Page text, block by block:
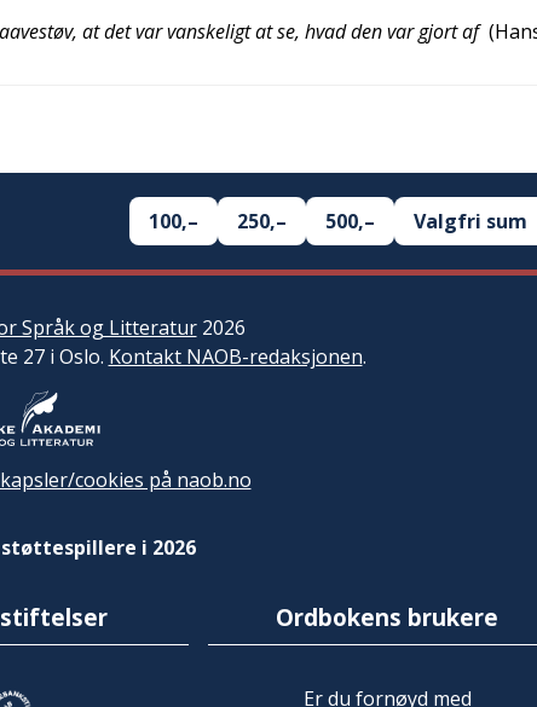
at det var vanskeligt at se, hvad den var gjort af (
100,– 250,– 500,– Valgfri sum
Språk og Litteratur2026
27 i Oslo. Kontakt NAOB-redaksjonen.
cookies på naob.no
i 2026
Ordbokens brukere
Er du fornøyd med